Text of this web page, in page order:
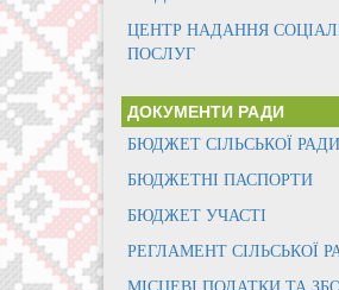
ЦЕНТР НАДАННЯ
ПОСЛУГ
ДОКУМЕНТИ РАДИ
БЮДЖЕТ СІЛЬСЬКОЇ РАДИ
БЮДЖЕТНІ ПАСПОРТИ
БЮДЖЕТ УЧАСТІ
РЕГЛАМЕНТ СІЛЬСЬКОЇ